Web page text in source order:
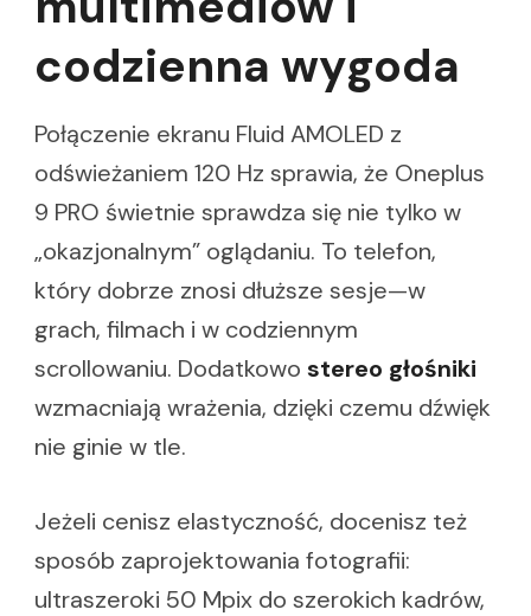
codzienna wygoda
Połączenie ekranu Fluid AMOLED z
odświeżaniem 120 Hz sprawia, że Oneplus
9 PRO świetnie sprawdza się nie tylko w
„okazjonalnym” oglądaniu. To telefon,
który dobrze znosi dłuższe sesje—w
grach, filmach i w codziennym
scrollowaniu. Dodatkowo stereo głośniki
wzmacniają wrażenia, dzięki czemu dźwięk
nie ginie w tle.
Jeżeli cenisz elastyczność, docenisz też
sposób zaprojektowania fotografii:
ultraszeroki 50 Mpix do szerokich kadrów,